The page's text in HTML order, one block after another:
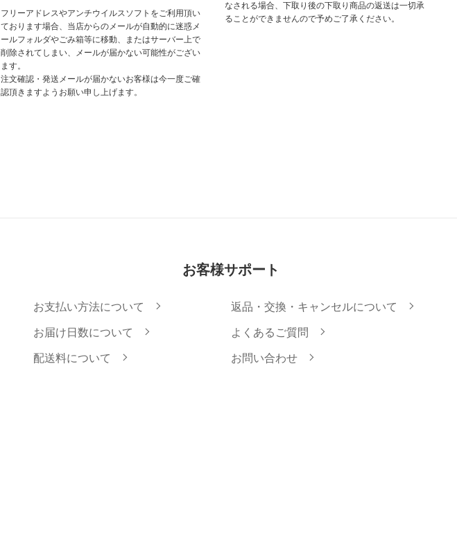
フリーアドレスやアンチウイルスソフトをご利用頂い
ております場合、当店からのメールが自動的に迷惑メ
ールフォルダやごみ箱等に移動、またはサーバー上で
削除されてしまい、メールが届かない可能性がござい
ます。
注文確認・発送メールが届かないお客様は今一度ご確
認頂きますようお願い申し上げます。
なされる場合、下取り後の下取り商品の返送は一切承
ることができませんので予めご了承ください。
お客様サポート
お支払い方法について 返品・交換・キャンセルについて
お届け日数について よくあるご質問
配送料について お問い合わせ